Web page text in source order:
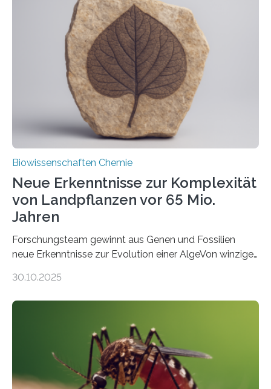
und Dr. Ismaila Francis Yusuf hat nun einen bislang
unbekannten Qualitätskontrollmechanismus des
peroxisomalen Proteintransports in der Bäckerhefe
Saccharomyces cerevisiae entdeckt, der für die
Funktionsfähigkeit der Organellen entscheidend ist. Die
Studie wurde am 28. Oktober 2025 in der
Fachzeitschrift…
Biowissenschaften Chemie
Neue Erkenntnisse zur Komplexität
von Landpflanzen vor 65 Mio.
Jahren
Forschungsteam gewinnt aus Genen und Fossilien
neue Erkenntnisse zur Evolution einer AlgeVon winzigen
Landpflanzen zählen zu den komplexesten
Grünalgen, die vor Hunderten von Millionen Jahren
lebten. Unter den Vorfahren sticht eine Gruppe heraus,
die noch heute in der Natur vorkommt: die
Süßwasseralge Coleochaetophyceae. Einige Arten
dieser Gruppe bilden aus Zellfäden dichte Geflechte
30.10.2025